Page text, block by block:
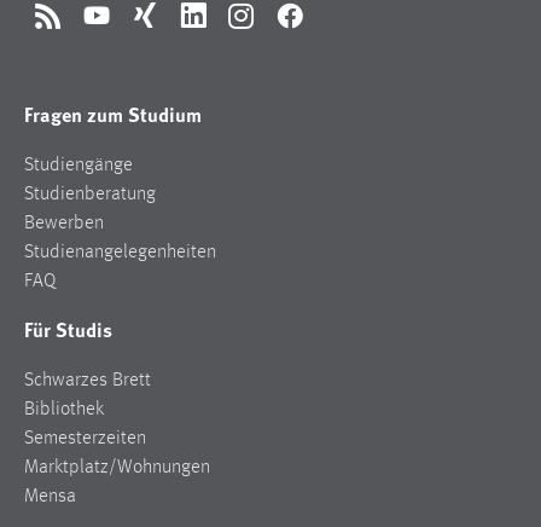
RSS YouTubeXing LinkedInInstagramFacebook
Fragen zum Studium
Studiengänge
Studienberatung
Bewerben
Studienangelegenheiten
FAQ
Für Studis
Schwarzes Brett
Bibliothek
Semesterzeiten
Marktplatz/Wohnungen
Mensa